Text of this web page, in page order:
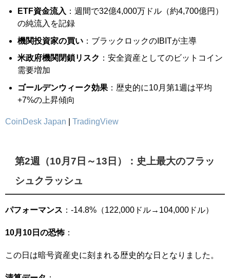
ETF資金流入 ：週間で32億4,000万ドル（約4,700億円）
の純流入を記録
機関投資家の買い ：ブラックロックのIBITが主導
米政府機関閉鎖リスク ：安全資産としてのビットコイン
需要増加
ゴールデンウィーク効果 ：歴史的に10月第1週は平均
+7%の上昇傾向
CoinDesk Japan TradingView
第2週（10月7日～13日）：史上最大のフラッ
シュクラッシュ
パフォーマンス ：-14.8%（122,000ドル→104,000ドル）
10月10日の恐怖 ：
この日は暗号資産史に刻まれる歴史的な日となりました。